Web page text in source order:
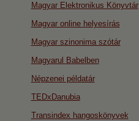
Magyar Elektronikus Könyvtár
Magyar online helyesírás
Magyar szinonima szótár
Magyarul Babelben
Népzenei példatár
TEDxDanubia
Transindex hangoskönyvek